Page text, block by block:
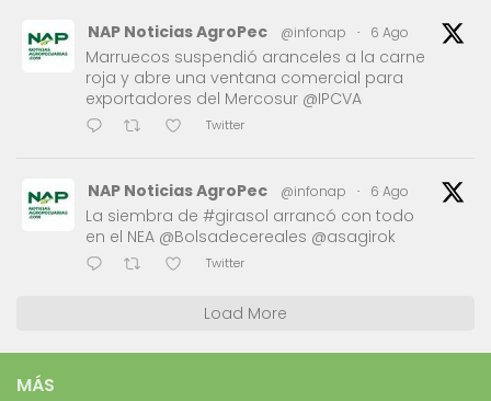
NAP Noticias AgroPec @infonap · 6 Ago
Marruecos suspendió aranceles a la carne
roja y abre una ventana comercial para
exportadores del Mercosur @IPCVA
Twitter
NAP Noticias AgroPec @infonap · 6 Ago
La siembra de #girasol arrancó con todo
en el NEA @Bolsadecereales @asagirok
Twitter
Load More
MÁS